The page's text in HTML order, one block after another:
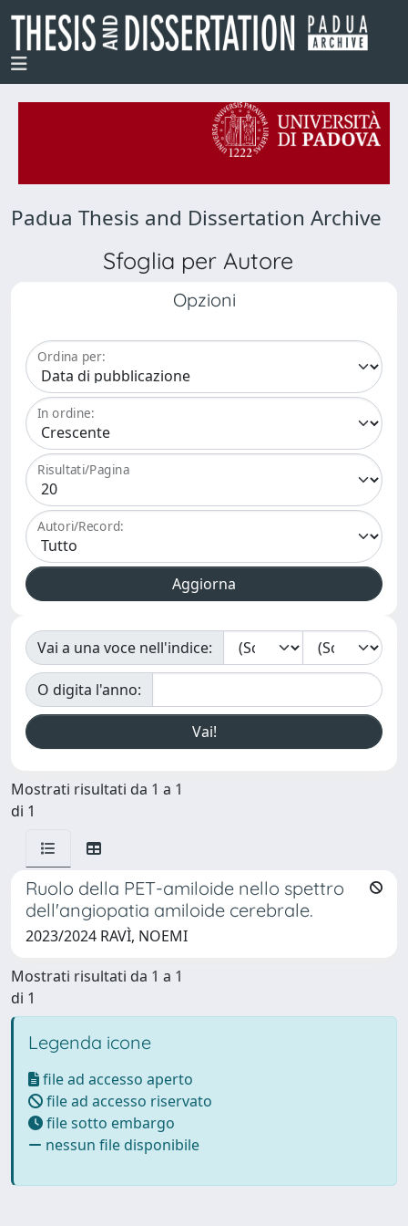
Padua Thesis and Dissertation Archive
Sfoglia per Autore
Opzioni
Ordina per:
In ordine:
Risultati/Pagina
Autori/Record:
Vai a una voce nell'indice:
O digita l'anno:
Mostrati risultati da 1 a 1
di 1
Ruolo della PET-amiloide nello spettro
dell'angiopatia amiloide cerebrale.
2023/2024 RAVÌ, NOEMI
Mostrati risultati da 1 a 1
di 1
Legenda icone
file ad accesso aperto
file ad accesso riservato
file sotto embargo
nessun file disponibile